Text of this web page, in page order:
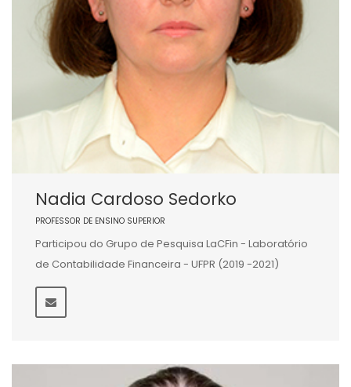
Nadia Cardoso Sedorko
PROFESSOR DE ENSINO SUPERIOR
Participou do Grupo de Pesquisa LaCFin - Laboratório
de Contabilidade Financeira - UFPR (2019 -2021)